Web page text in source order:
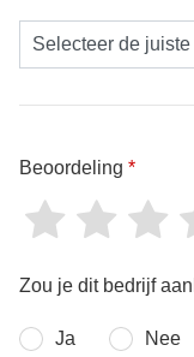
Beoordeling *
Zou je dit bedrijf
Ja Nee